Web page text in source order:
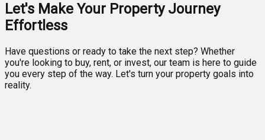
Let's Make Your Property Journey
Effortless
Have questions or ready to take the next step? Whether
you're looking to buy, rent, or invest, our team is here to guide
you every step of the way. Let's turn your property goals into
reality.